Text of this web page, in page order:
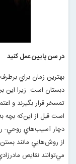
در سن پايين عمل كنيد
بهترين زمان براي
دبستان است. زيرا اين
تمسخر قرار بگيرند و
است قبل از اين‌كه بچه
دچار آسيب‌‌هاي روحي-
از روش‌هايي مانند
مي‌توانند نقايص